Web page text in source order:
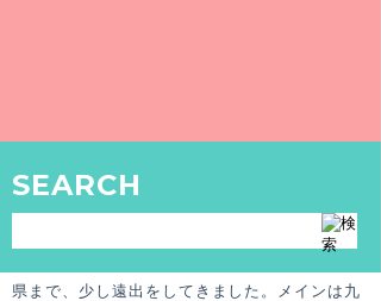
こんにちは、ayumiです。
県まで、少し遠出をしてきました。メインは九
SEARCH